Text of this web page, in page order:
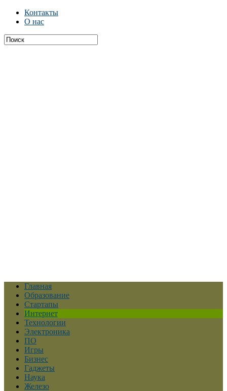
Контакты
О нас
Главная
Образование
Стартапы
Интернет
Технологии
Электроника
ПО
Игры
Бизнес
Гаджеты
Наука
Железо